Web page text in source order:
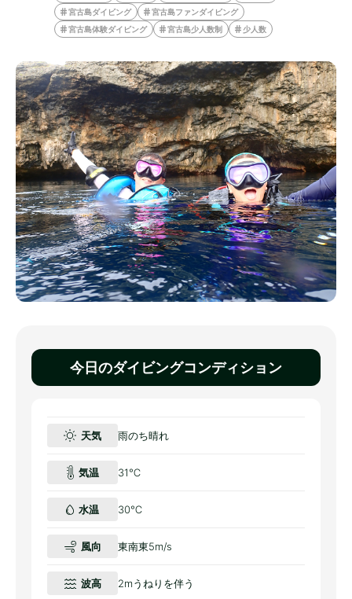
宮古島ダイビング
宮古島ファンダイビング
宮古島体験ダイビング
宮古島少人数制 少人数
今日のダイビングコンディション
天気 雨のち晴れ
気温 31℃
水温 30℃
風向 東南東5m/s
波高 2mうねりを伴う